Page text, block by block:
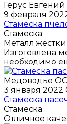
Герус
9 февраля
Стамеска
Стамеска
Металл
Изготовлена
необходимо
Медоводье
3 января 2022
Стамеска
Стамеска
Отличное